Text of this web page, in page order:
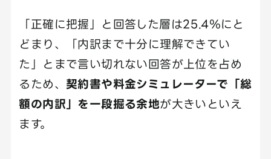
「正確に把握」と回答した層は25.4％にと
どまり、「内訳まで十分に理解できてい
た」とまで言い切れない回答が上位を占め
るため、 契約書や料金シミュレーターで「総
額の内訳」を一段掘る余地が大きいといえ
ます。